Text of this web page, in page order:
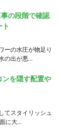
の段階で確認
ト
ーの水圧が物足り
の出が悪...
ンを隠す配置や
てスタイリッシュ
に大...